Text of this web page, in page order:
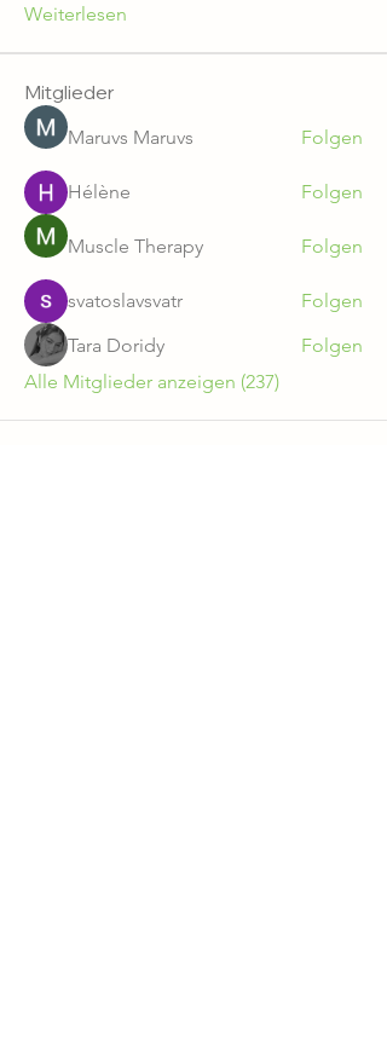
Weiterlesen
Mitglieder
Maruvs Maruvs Folgen
Hélène Folgen
Muscle Therapy Folgen
svatoslavsvatr
Folgen
Tara Doridy
Folgen
Alle Mitglieder anzeigen (237)